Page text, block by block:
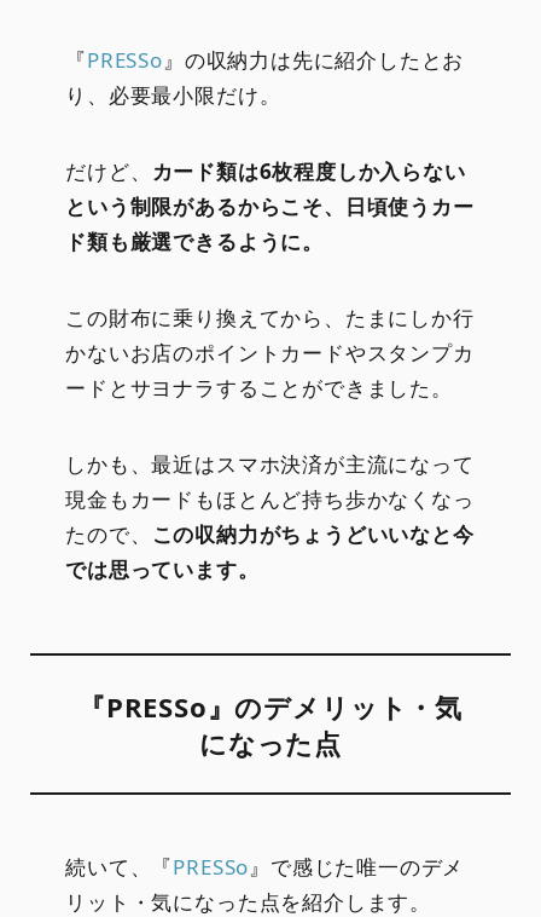
『PRESSo』の収納力は先に紹介したとお
り、必要最小限だけ。
だけど、
カード類は6枚程度しか入らない
という制限があるからこそ、日頃使うカー
ド類も厳選できるように。
この財布に乗り換えてから、たまにしか行
かないお店のポイントカードやスタンプカ
ードとサヨナラすることができました。
しかも、最近はスマホ決済が主流になって
現金もカードもほとんど持ち歩かなくなっ
たので、
この収納力がちょうどいいなと今
では思っています。
『PRESSo』のデメリット・気
になった点
続いて、『PRESSo』で感じた唯一のデメ
リット・気になった点を紹介します。